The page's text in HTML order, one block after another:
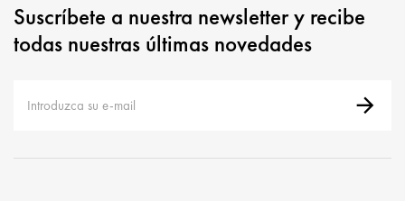
Suscríbete a nuestra newsletter y recibe
todas nuestras últimas novedades